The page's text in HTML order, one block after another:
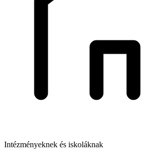
Intézményeknek és iskoláknak